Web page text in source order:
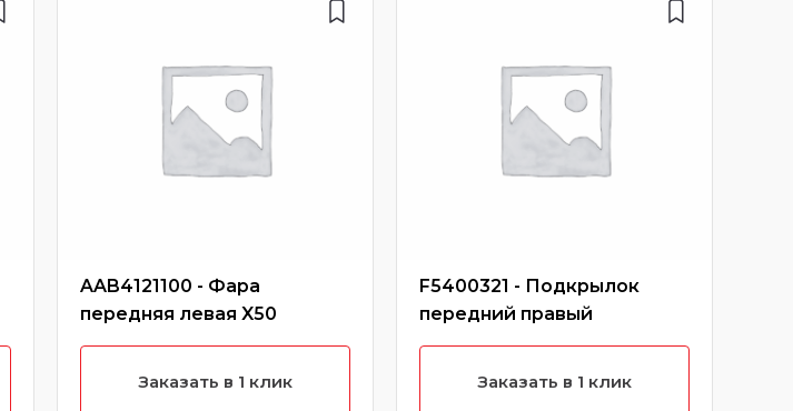
AAB4121100 - Фара
передняя левая X50
Заказать в 1 клик
F5400321 - Подкрылок
передний правый
Заказать в 1 клик